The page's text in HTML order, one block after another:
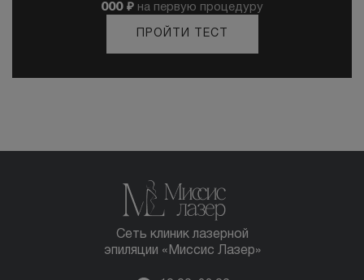
000 ₽ на первую процедуру
ПРОЙТИ ТЕСТ
Сеть клиник лазерной
эпиляции «Миссис Лазер»